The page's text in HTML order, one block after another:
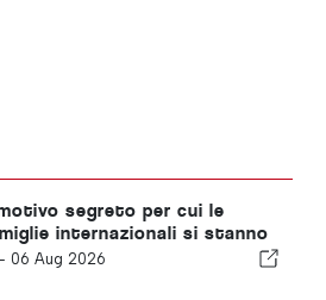
segreto per cui le
internazionali si stanno
in Portogallo
06 Aug 2026